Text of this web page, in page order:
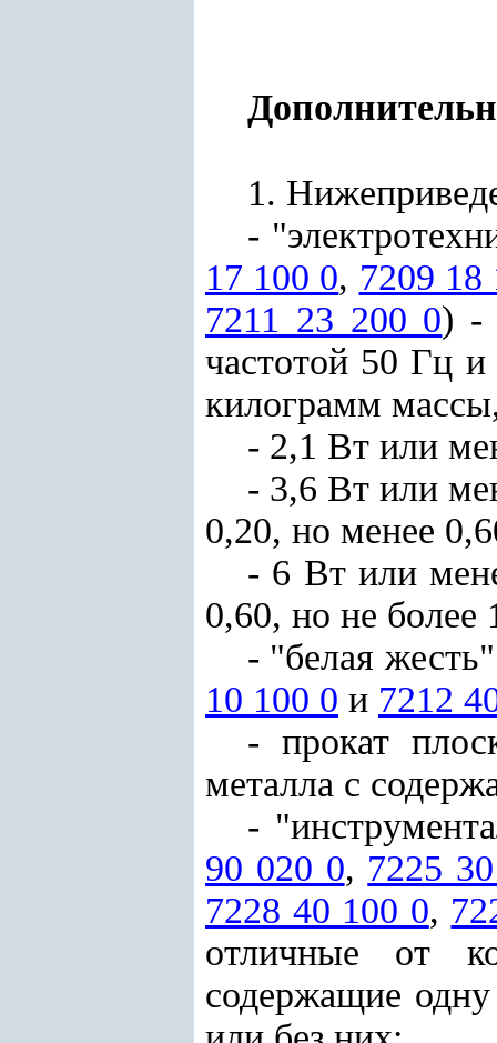
1.
-
17 100 0, 7209 18
7211 23 200 0) -
частотой 50 Гц
килограмм
- 2,1 Вт или
- 3,6 Вт или
0,20, но менее
- 6 Вт или
0,60, но не
- "белая
10 100 0 и 7212
- прокат
металла с
-
90 020 0, 7225
7228 40 100 0,
отличные от
содержащие